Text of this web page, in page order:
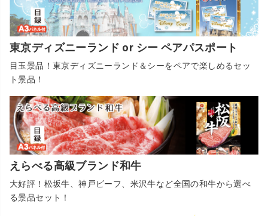
東京ディズニーランド or シー ペアパスポート
目玉景品！東京ディズニーランド＆シーをペアで楽しめるセッ
ト景品！
えらべる高級ブランド和牛
大好評！松坂牛、神戸ビーフ、米沢牛など全国の和牛から選べ
る景品セット！